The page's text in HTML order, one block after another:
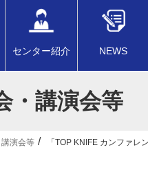
センター紹介 NEWS
・講演会等
演会等 「TOP KNIFE カンファレ